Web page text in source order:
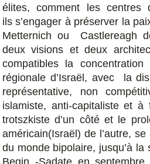
élites, comment les centres
ils s’engager à préserver la
Metternich ou Castlereagh
deux visions et deux
compatibles la
régionale d’Israël, avec la
représentative, non
islamiste, anti-capitaliste et
trotszkiste d’un côté et le
américain(Israël) de l’autre,
du monde bipolaire, jusqu’à
Begin -Sadate en